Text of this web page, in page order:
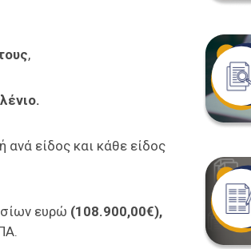
,
ανά είδος και κάθε είδος
ευρώ (108.900,00€),